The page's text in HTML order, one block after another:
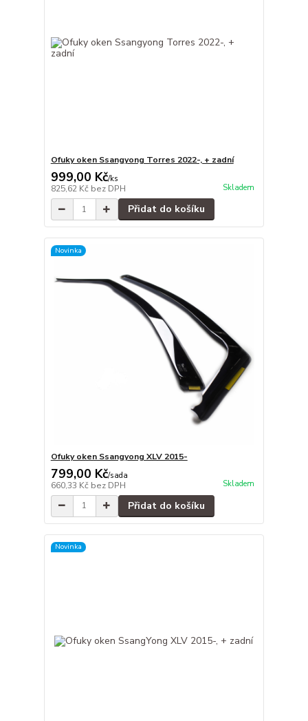
Ofuky oken Ssangyong Torres 2022-, + zadní
999,00 Kč/ks
825,62 Kč bez DPH Skladem
Přidat do košíku
Novinka
Ofuky oken Ssangyong XLV 2015-
799,00 Kč/sada
660,33 Kč bez DPH Skladem
Přidat do košíku
Novinka